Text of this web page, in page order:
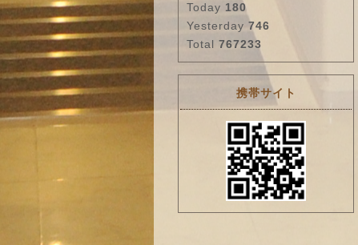
Today 180
Yesterday 746
Total 767233
携帯サイト